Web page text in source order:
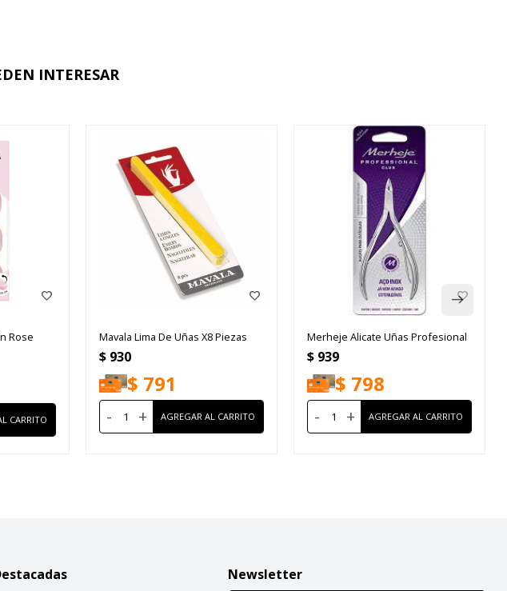
INTERESAR
Rose
Mavala Lima De Uñas X8 Piezas
$ 930
$ 791
- +
Merheje Alicate Uñas Profesional
$ 939
$ 798
- +
Newsletter